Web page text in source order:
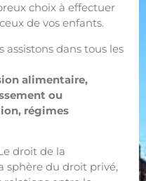
choix à effectuer
de vos enfants.
assistons dans tous les
alimentaire,
ou
régimes
droit de la
sphère du droit privé,